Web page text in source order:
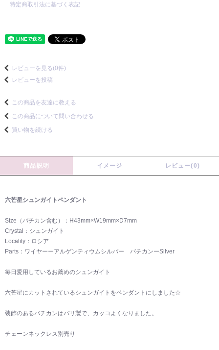
特定商取引法に基づく表記
レビューを見る(0件)
レビューを投稿
この商品を友達に教える
この商品について問い合わせる
買い物を続ける
商品説明 イメージ レビュー(0)
六芒星シュンガイトペンダント
Size（バチカン含む）：H43mm×W19mm×D7mm
Crystal：シュンガイト
Locality：ロシア
Parts：ワイヤーーアルゲンティウムシルバー バチカンーSilver
毎日愛用しているお薦めのシュンガイト
六芒星にカットされているシュンガイトをペンダントにしました☆
装飾のあるバチカンはバリ製で、カッコよくなりました。
チェーンネックレス別売り